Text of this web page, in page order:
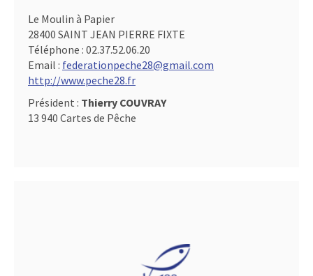
Le Moulin à Papier
28400 SAINT JEAN PIERRE FIXTE
Téléphone : 02.37.52.06.20
Email : federationpeche28@gmail.com
http://www.peche28.fr
Président : Thierry COUVRAY
13 940 Cartes de Pêche